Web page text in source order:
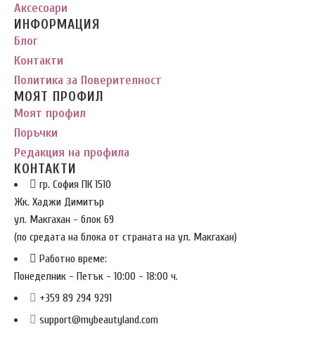
Аксесоари
ИНФОРМАЦИЯ
Блог
Контакти
Политика за Поверителност
МОЯТ ПРОФИЛ
Моят профил
Поръчки
Редакция на профила
КОНТАКТИ
гр. София ПК 1510
Жк. Хаджи Димитър
ул. Макгахан - блок 69
(по средата на блока от страната на ул. Макгахан)
Работно време:
Понеделник - Петък - 10:00 - 18:00 ч.
+359 89 294 9291
support@mybeautyland.com